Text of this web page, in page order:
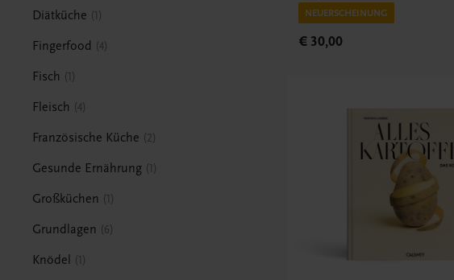
Diätküche 1
Fingerfood 4
Fisch 1
Fleisch 4
Französische Küche 2
Gesunde Ernährung 1
Großküchen 1
Grundlagen 6
Knödel 1
NEUERSCHEINUNG
€ 30,00